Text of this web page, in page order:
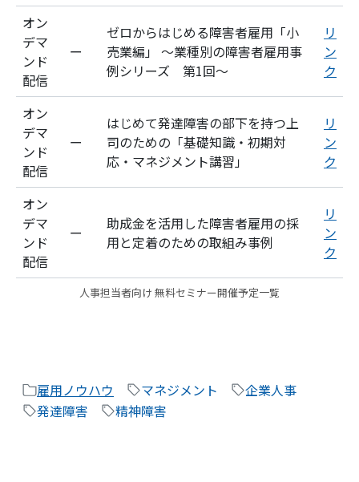
オン
デマ
ンド
配信
ー
ゼロからはじめる障害者雇用「小
売業編」
～業種別の障害者雇用事
例シリーズ 第1回～
リ
ン
ク
オン
デマ
ンド
配信
ー
はじめて発達障害の部下を持つ上
司のための「基礎知識・初期対
応・マネジメント講習」
リ
ン
ク
オン
デマ
ンド
配信
ー
助成金を活用した障害者雇用の採
用と定着のための取組み事例
リ
ン
ク
人事担当者向け 無料セミナー開催予定一覧
雇用ノウハウ マネジメント
企業人事
発達障害
精神障害